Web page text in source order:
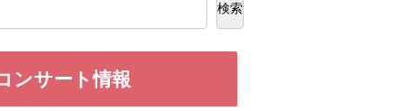
検索
ンサート情報